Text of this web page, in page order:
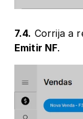
7.4.
Emitir NF.